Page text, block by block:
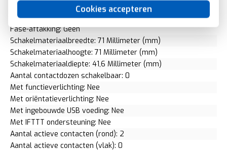
Cookies accepteren
Met doorlusvoorziening: Nee
Geschikt voor beschermingsgraad (IP): IP20
Fase-aftakking: Geen
Schakelmateriaalbreedte: 71 Millimeter (mm)
Schakelmateriaalhoogte: 71 Millimeter (mm)
Schakelmateriaaldiepte: 41,6 Millimeter (mm)
Aantal contactdozen schakelbaar: 0
Met functieverlichting: Nee
Met oriëntatieverlichting: Nee
Met ingebouwde USB voeding: Nee
Met IFTTT ondersteuning: Nee
Aantal actieve contacten (rond): 2
Aantal actieve contacten (vlak): 0